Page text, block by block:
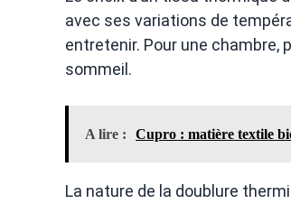
avec ses variations de
entretenir. Pour une chambre,
sommeil.
A lire : Cupro : matière textile
La nature de la doublure